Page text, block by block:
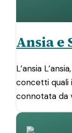
Ansia e
L’ansia
concetti quali
connotata da